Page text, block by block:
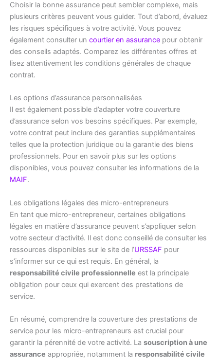
Choisir la bonne assurance peut sembler complexe, mais
plusieurs critères peuvent vous guider. Tout d’abord, évaluez
les risques spécifiques à votre activité. Vous pouvez
également consulter un courtier en assurance pour obtenir
des conseils adaptés. Comparez les différentes offres et
lisez attentivement les conditions générales de chaque
contrat.
Les options d’assurance personnalisées
Il est également possible d’adapter votre couverture
d’assurance selon vos besoins spécifiques. Par exemple,
votre contrat peut inclure des garanties supplémentaires
telles que la protection juridique ou la garantie des biens
professionnels. Pour en savoir plus sur les options
disponibles, vous pouvez consulter les informations de la
MAIF.
Les obligations légales des micro-entrepreneurs
En tant que micro-entrepreneur, certaines obligations
légales en matière d’assurance peuvent s’appliquer selon
votre secteur d’activité. Il est donc conseillé de consulter les
ressources disponibles sur le site de l’URSSAF pour
s’informer sur ce qui est requis. En général, la
responsabilité civile professionnelle est la principale
obligation pour ceux qui exercent des prestations de
service.
En résumé, comprendre la couverture des prestations de
service pour les micro-entrepreneurs est crucial pour
garantir la pérennité de votre activité. La souscription à une
assurance appropriée, notamment la responsabilité civile